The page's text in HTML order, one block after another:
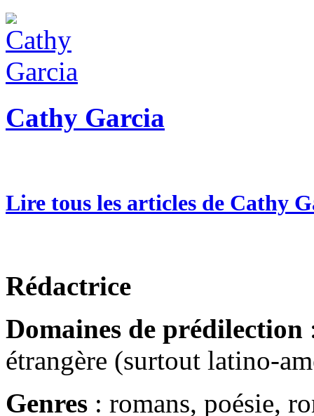
Cathy Garcia
Lire tous les articles de Cathy
Rédactrice
Domaines de prédilection
étrangère (surtout latino-
Genres : romans, poésie,